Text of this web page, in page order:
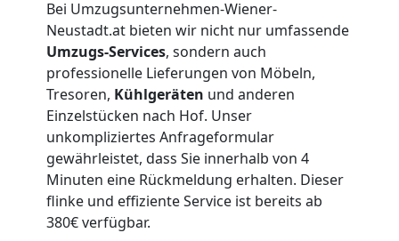
Bei Umzugsunternehmen-Wiener-
Neustadt.at bieten wir nicht nur umfassende
Umzugs-Services, sondern auch
professionelle Lieferungen von Möbeln,
Tresoren, Kühlgeräten und anderen
Einzelstücken nach Hof. Unser
unkompliziertes Anfrageformular
gewährleistet, dass Sie innerhalb von 4
Minuten eine Rückmeldung erhalten. Dieser
flinke und effiziente Service ist bereits ab
380€ verfügbar.
Wiener
Neustadt
Büroumzug
Wiener